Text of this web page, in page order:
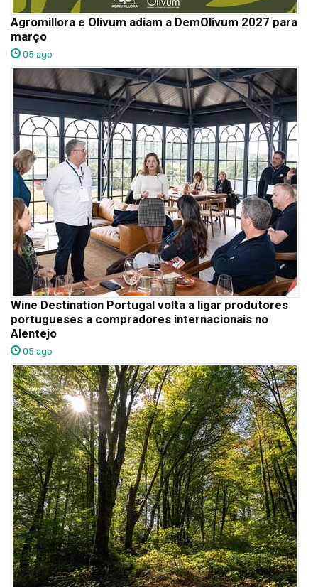
Agromillora e Olivum adiam a DemOlivum 2027 para
março
05 ago
Wine Destination Portugal volta a ligar produtores
portugueses a compradores internacionais no
Alentejo
05 ago